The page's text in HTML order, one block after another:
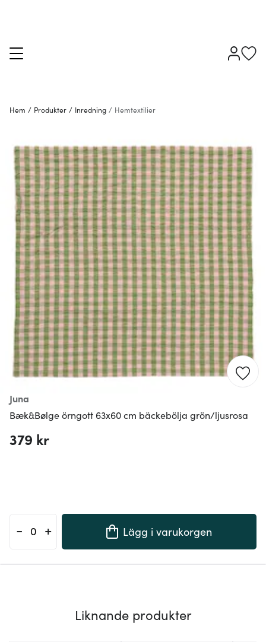
Hem / Produkter / Inredning / Hemtextilier
Juna
Bæk&Bølge örngott 63x60 cm bäckebölja grön/ljusrosa
379 kr
- + Lägg i varukorgen
Liknande produkter